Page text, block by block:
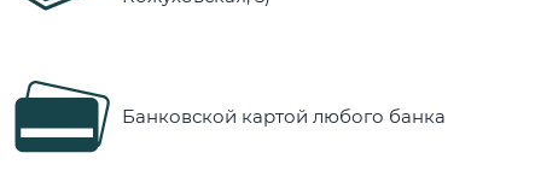
Банковской картой любого банка